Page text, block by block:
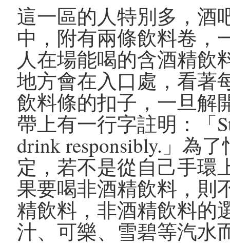
這一區的人特別多，酒
中，附有兩條飲料卷，
人在場能喝的含酒精飲
地方會在入口處，看著
飲料條的扣子，一旦解
帶上有一行字註明：「
drink responsibly.」為
定，若不是從自己手環
果要喝非酒精飲料，則
精飲料，非酒精飲料的
汁、可樂、雪碧等汽水